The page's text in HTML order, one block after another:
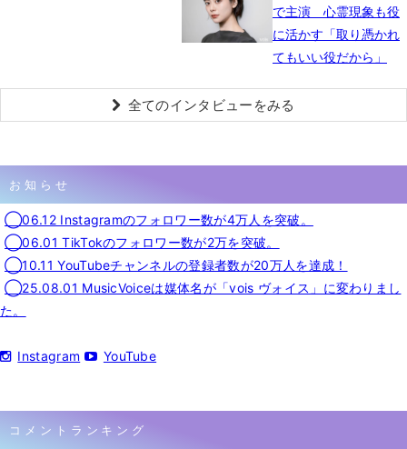
で主演 心霊現象も役
に活かす「取り憑かれ
てもいい役だから」
全てのインタビューをみる
お知らせ
◯06.12 Instagramのフォロワー数が4万人を突破。
◯06.01 TikTokのフォロワー数が2万を突破。
◯10.11 YouTubeチャンネルの登録者数が20万人を達成！
◯25.08.01 MusicVoiceは媒体名が「vois ヴォイス」に変わりまし
た。
Instagram YouTube
コメントランキング